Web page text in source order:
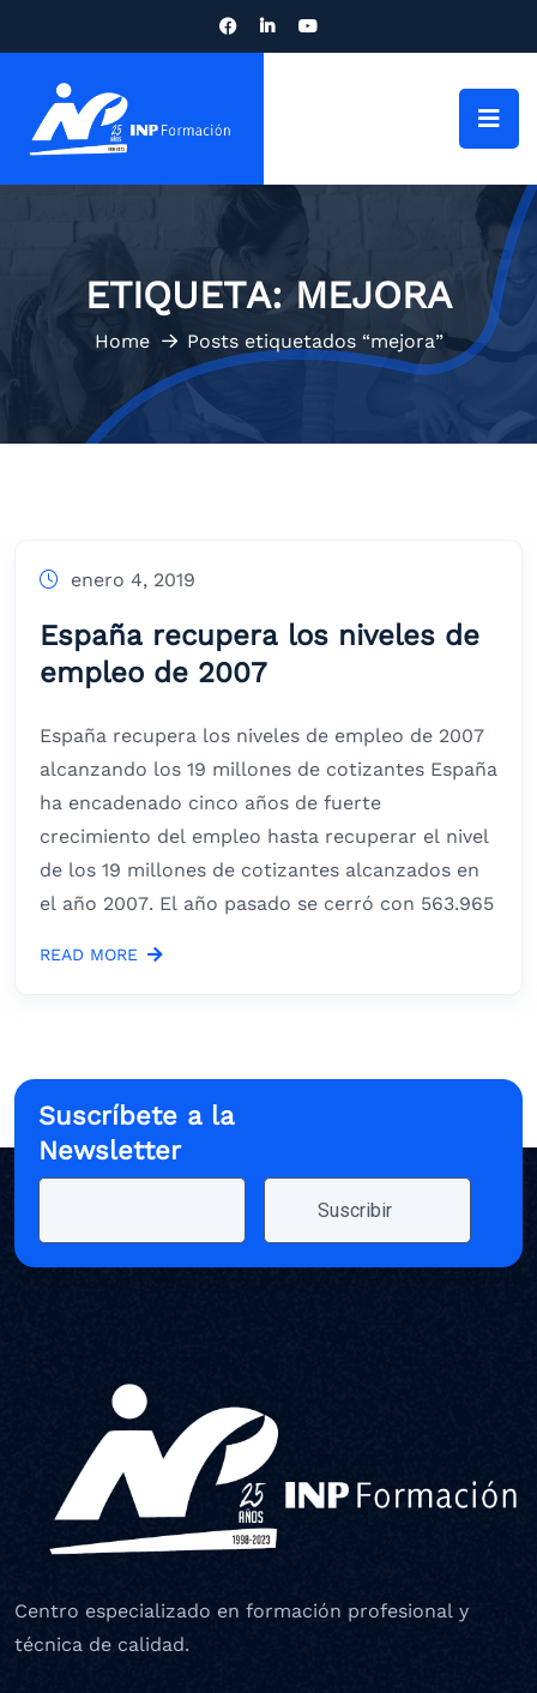
ETIQUETA:MEJORA
Home Posts etiquetados “mejora”
enero 4, 2019
España recupera los niveles de
empleo de 2007
España recupera los niveles de empleo de 2007
alcanzando los 19 millones de cotizantes España
ha encadenado cinco años de fuerte
crecimiento del empleo hasta recuperar el nivel
de los 19 millones de cotizantes alcanzados en
el año 2007. El año pasado se cerró con 563.965
READ MORE
Suscríbete a la
Newsletter
Centro especializado en formación profesional y
técnica de calidad.